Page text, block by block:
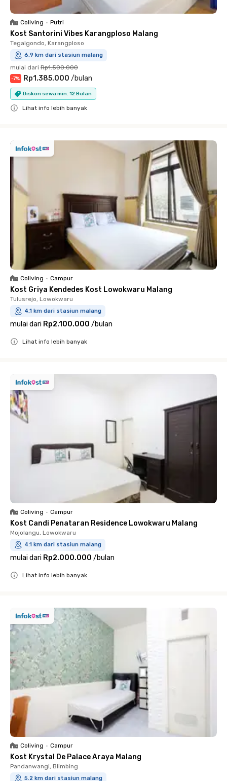
Coliving • Putri
Kost Santorini Vibes Karangploso Malang
Tegalgondo, Karangploso
6.9 km dari stasiun malang
mulai dari Rp1.500.000
-7% Rp1.385.000 /bulan
Diskon sewa min. 12 Bulan
Lihat info lebih banyak
Coliving • Campur
Kost Griya Kendedes Kost Lowokwaru Malang
Tulusrejo, Lowokwaru
4.1 km dari stasiun malang
mulai dari Rp2.100.000 /bulan
Lihat info lebih banyak
Coliving • Campur
Kost Candi Penataran Residence Lowokwaru Malang
Mojolangu, Lowokwaru
4.1 km dari stasiun malang
mulai dari Rp2.000.000 /bulan
Lihat info lebih banyak
Coliving • Campur
Kost Krystal De Palace Araya Malang
Pandanwangi, Blimbing
5.2 km dari stasiun malang